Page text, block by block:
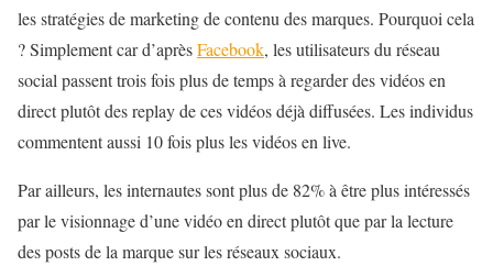
les stratégies de marketing de contenu des marques. Pourquoi cela
? Simplement car d’aprèsFacebook, les utilisateurs du réseau
social passent trois fois plus de temps à regarder des vidéos en
direct plutôt des replay de ces vidéos déjà diffusées. Les individus
commentent aussi 10 fois plus les vidéos en live.
Par ailleurs, les internautes sont plus de 82% à être plus intéressés
par le visionnage d’une vidéo en direct plutôt que par la lecture
des posts de la marque sur les réseaux sociaux.